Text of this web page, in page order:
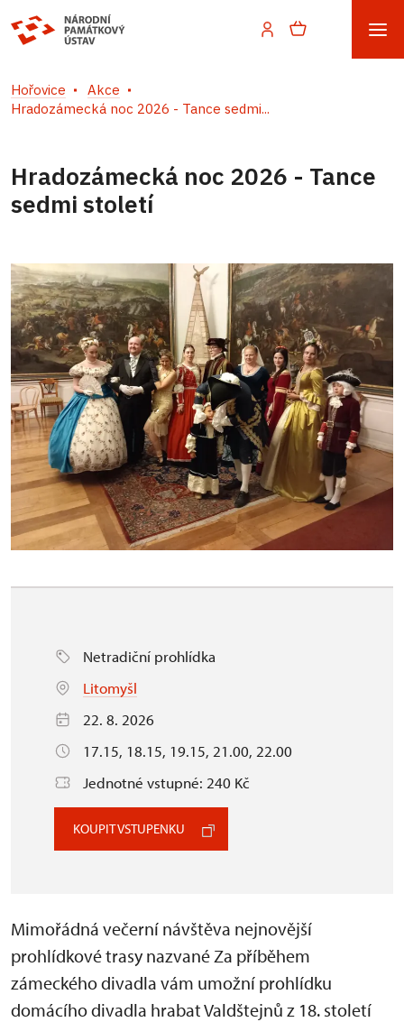
Hořovice
Akce
Hradozámecká noc 2026 - Tance sedmi...
Hradozámecká noc 2026 - Tance
sedmi století
Netradiční prohlídka
Litomyšl
22. 8. 2026
17.15, 18.15, 19.15, 21.00, 22.00
Jednotné vstupné: 240 Kč
KOUPIT VSTUPENKU
Mimořádná večerní návštěva nejnovější
prohlídkové trasy nazvané Za příběhem
zámeckého divadla vám umožní prohlídku
domácího divadla hrabat Valdštejnů z 18. století